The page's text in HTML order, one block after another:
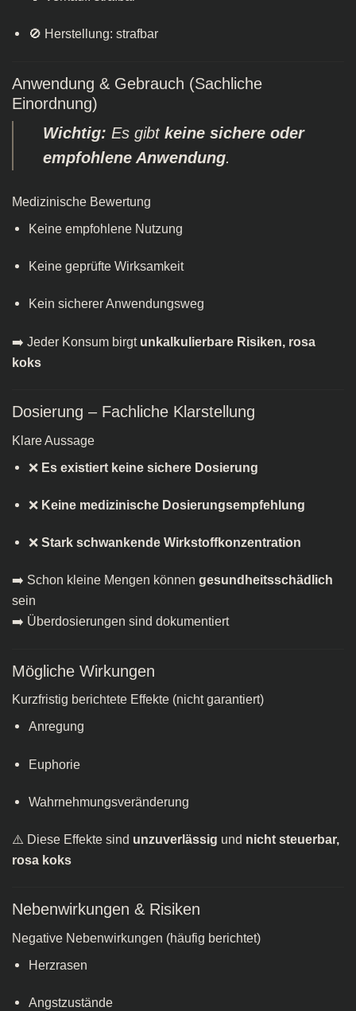
🚫 Herstellung: strafbar
Anwendung & Gebrauch (Sachliche
Einordnung)
Wichtig: Es gibt keine sichere oder
empfohlene Anwendung.
Medizinische Bewertung
Keine empfohlene Nutzung
Keine geprüfte Wirksamkeit
Kein sicherer Anwendungsweg
➡️ Jeder Konsum birgt unkalkulierbare Risiken, rosa
koks​
Dosierung – Fachliche Klarstellung
Klare Aussage
❌ Es existiert keine sichere Dosierung
❌ Keine medizinische Dosierungsempfehlung
❌Stark schwankende Wirkstoffkonzentration
➡️ Schon kleine Mengen können gesundheitsschädlich
sein
➡️ Überdosierungen sind dokumentiert
Mögliche Wirkungen
Kurzfristig berichtete Effekte (nicht garantiert)
Anregung
Euphorie
Wahrnehmungsveränderung
⚠️ Diese Effekte sind unzuverlässig und nicht steuerbar,
rosa koks​
Nebenwirkungen & Risiken
Negative Nebenwirkungen (häufig berichtet)
Herzrasen
Angstzustände